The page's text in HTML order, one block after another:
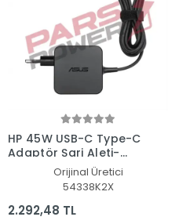
HP 45W USB-C Type-C
Adaptör Şarj Aleti-
Orijinal Üretici
54338K2X
2.292,48 TL